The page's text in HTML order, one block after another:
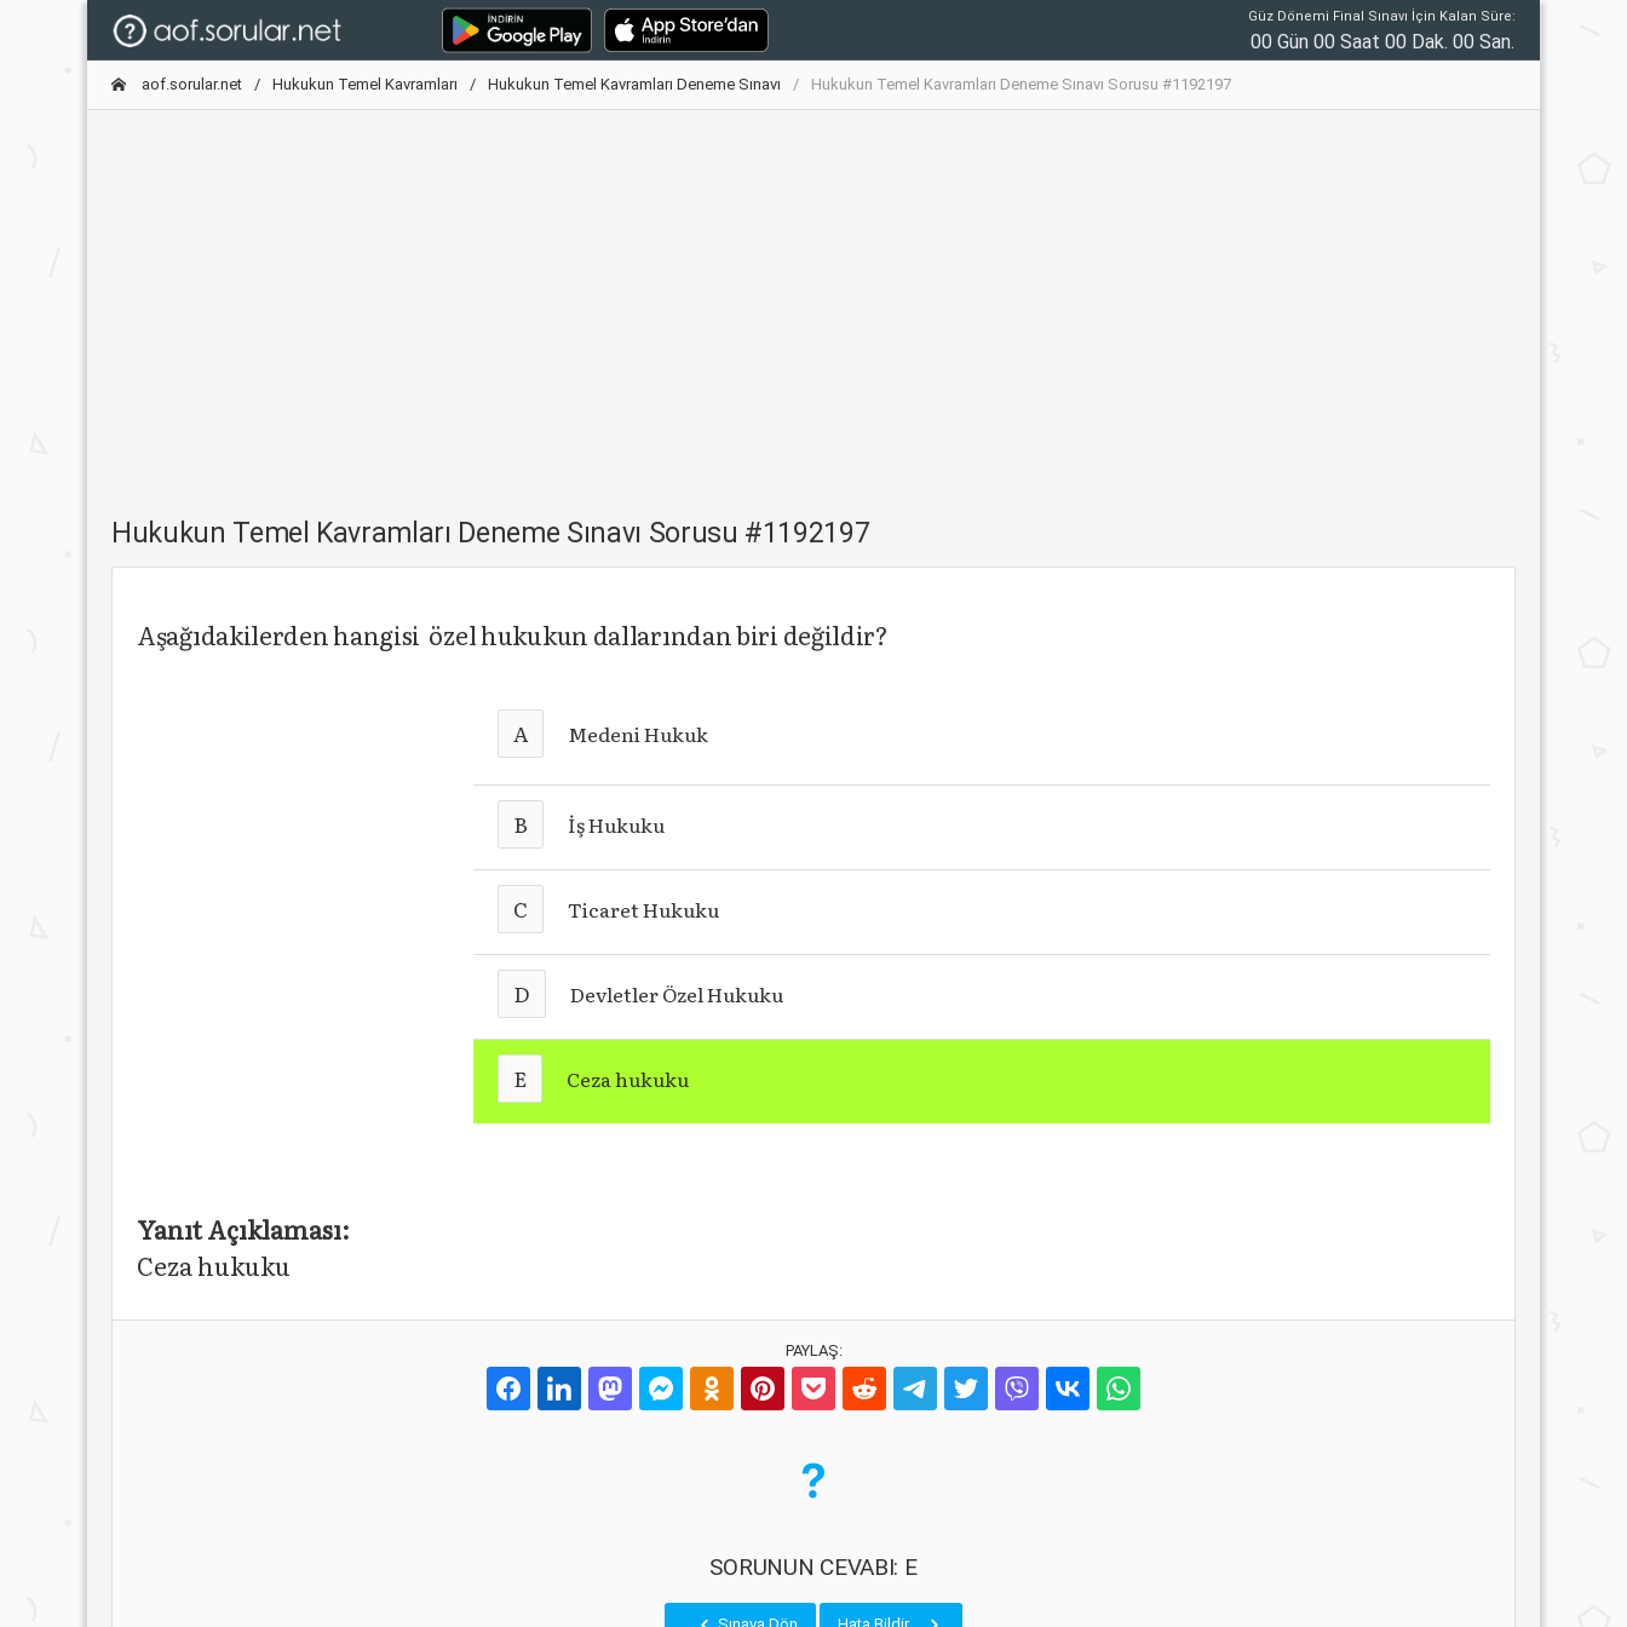
Güz Dönemi Final Sınavı İçin Kalan Süre:
00 Gün 00 Saat 00 Dak. 00 San.
aof.sorular.net Hukukun Temel Kavramları Hukukun Temel Kavramları Deneme Sınavı Hukukun Temel Kavramları Deneme Sınavı Sorusu #1192197
Hukukun Temel Kavramları Deneme Sınavı Sorusu #1192197
Aşağıdakilerden hangisi özel hukukun dallarından biri değildir?
A Medeni Hukuk
B İş Hukuku
C Ticaret Hukuku
D Devletler Özel Hukuku
E Ceza hukuku
Yanıt Açıklaması:
Ceza hukuku
PAYLAŞ:
SORUNUN CEVABI: E